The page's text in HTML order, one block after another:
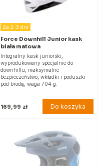
Za 2-3 dni
Force Downhill Junior kask
biała matowa
Integralny kask juniorski,
wyprodukowany specjalnie do
downhillu, maksymalne
bezpieczeństwo, wkładki i poduszki
pod brodą, waga 704 g.
169,99 zł Do koszyka